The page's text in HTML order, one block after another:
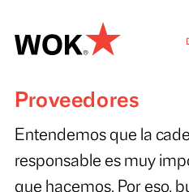
Proveedores
Entendemos que la
responsable es muy